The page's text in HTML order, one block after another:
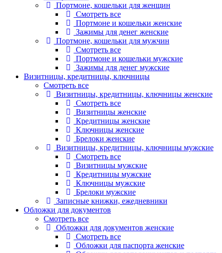
Портмоне, кошельки для женщин
Смотреть все
Портмоне и кошельки женские
Зажимы для денег женские
Портмоне, кошельки для мужчин
Смотреть все
Портмоне и кошельки мужские
Зажимы для денег мужские
Визитницы, кредитницы, ключницы
Смотреть все
Визитницы, кредитницы, ключницы женские
Смотреть все
Визитницы женские
Кредитницы женские
Ключницы женские
Брелоки женские
Визитницы, кредитницы, ключницы мужские
Смотреть все
Визитницы мужские
Кредитницы мужские
Ключницы мужские
Брелоки мужские
Записные книжки, ежедневники
Обложки для документов
Смотреть все
Обложки для документов женские
Смотреть все
Обложки для паспорта женские